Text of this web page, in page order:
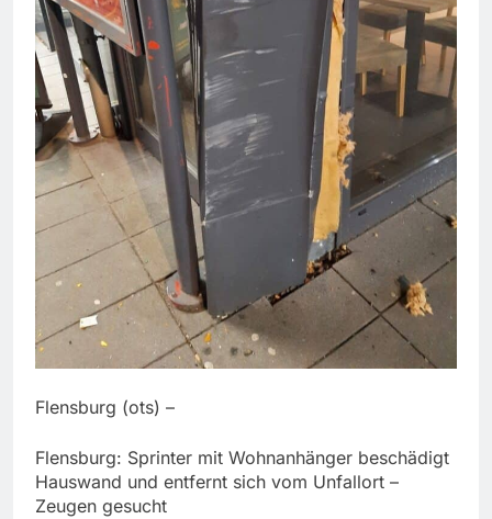
Flensburg (ots) –
Flensburg: Sprinter mit Wohnanhänger beschädigt
Hauswand und entfernt sich vom Unfallort –
Zeugen gesucht